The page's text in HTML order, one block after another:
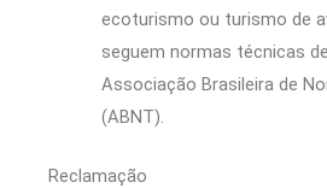
ecoturismo ou turismo de
seguem normas técnicas
Associação Brasileira de
(ABNT).
Reclamação